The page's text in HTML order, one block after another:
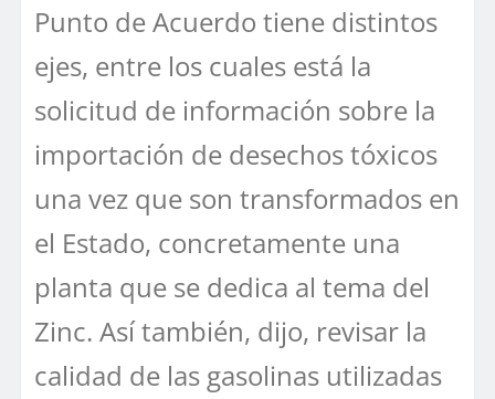
Punto de Acuerdo tiene distintos
ejes, entre los cuales está la
solicitud de información sobre la
importación de desechos tóxicos
una vez que son transformados en
el Estado, concretamente una
planta que se dedica al tema del
Zinc. Así también, dijo, revisar la
calidad de las gasolinas utilizadas